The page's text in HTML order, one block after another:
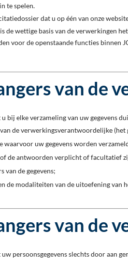
te spelen.
dat u op één van onze
wettige basis van de verwerkingen
voor de openstaande functies binnen
van de
u bij elke verzameling van uw gegevens
de verwerkingsverantwoordelijke
waarvoor uw gegevens worden
de antwoorden verplicht of facultatief
van de gegevens;
de modaliteiten van de uitoefening van
van de
uw persoonsgegevens slechts door aan